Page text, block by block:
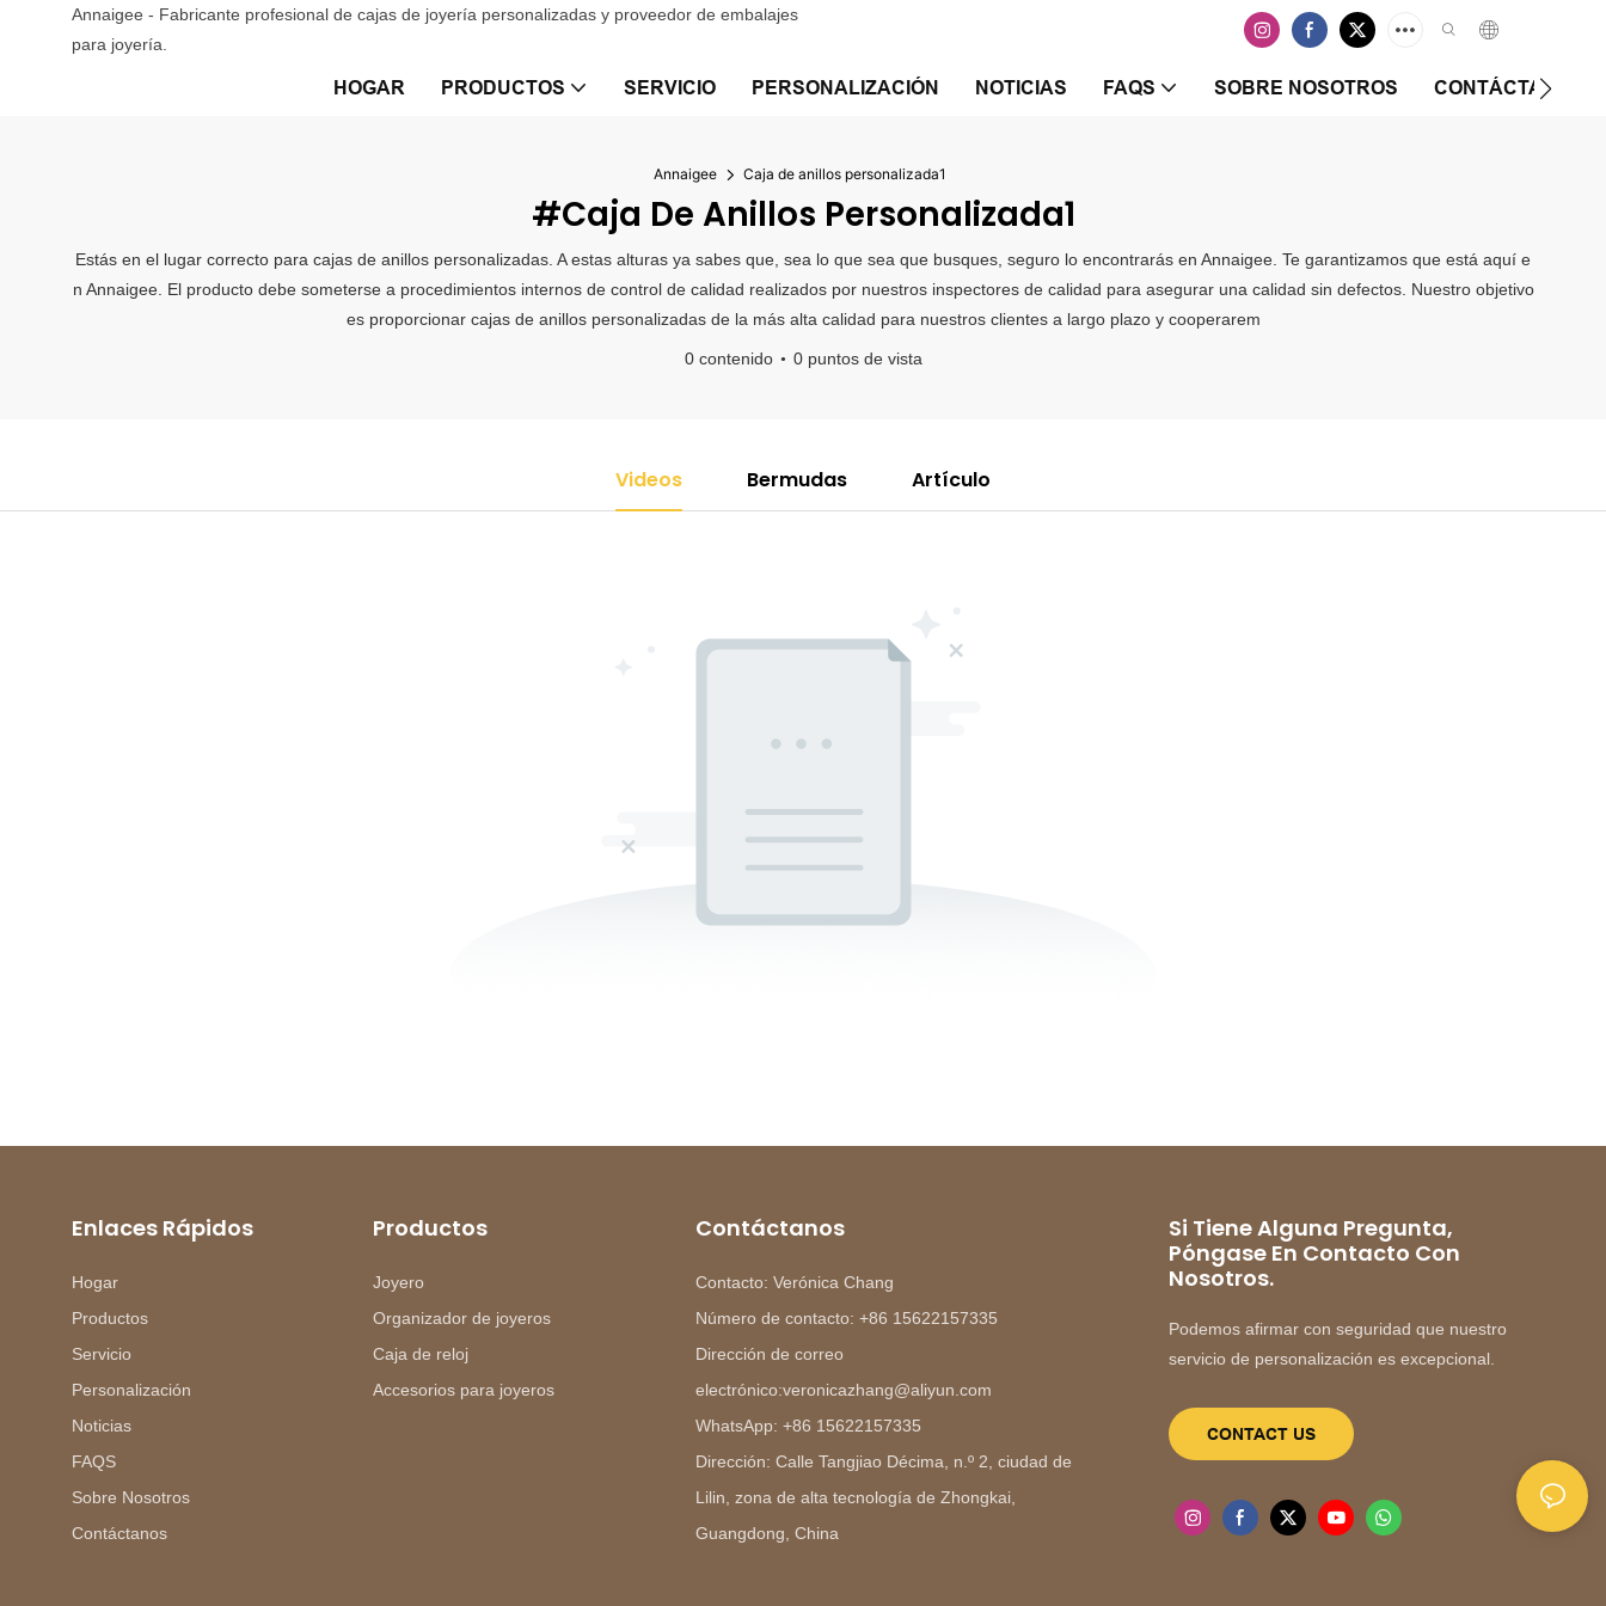
Annaigee - Fabricante profesional de cajas de joyería personalizadas y proveedor de embalajes
para joyería.
HOGAR PRODUCTOS SERVICIO PERSONALIZACIÓN NOTICIAS FAQS SOBRE NOSOTROS CONTÁCTANOS
Annaigee Caja de anillos personalizada1
#Caja De Anillos Personalizada1
Estás en el lugar correcto para cajas de anillos personalizadas. A estas alturas ya sabes que, sea lo que sea que busques, seguro lo encontrarás en Annaigee. Te garantizamos que está aquí e
n Annaigee. El producto debe someterse a procedimientos internos de control de calidad realizados por nuestros inspectores de calidad para asegurar una calidad sin defectos. Nuestro objetivo
es proporcionar cajas de anillos personalizadas de la más alta calidad para nuestros clientes a largo plazo y cooperarem
0 contenido 0 puntos de vista
Videos Bermudas Artículo
Enlaces Rápidos
Hogar
Productos
Servicio
Personalización
Noticias
FAQS
Sobre Nosotros
Contáctanos
Productos
Joyero
Organizador de joyeros
Caja de reloj
Accesorios para joyeros
Contáctanos
Contacto: Verónica Chang
Número de contacto: +86 15622157335
Dirección de correo
electrónico:veronicazhang@aliyun.com
WhatsApp: +86 15622157335
Dirección: Calle Tangjiao Décima, n.º 2, ciudad de
Lilin, zona de alta tecnología de Zhongkai,
Guangdong, China
Si Tiene Alguna Pregunta,
Póngase En Contacto Con
Nosotros.
Podemos afirmar con seguridad que nuestro
servicio de personalización es excepcional.
CONTACT US